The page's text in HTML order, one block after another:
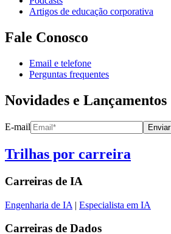
Artigos de educação corporativa
Fale Conosco
Email e telefone
Perguntas frequentes
Novidades e Lançamentos
E-mail Enviar
Trilhas por carreira
Carreiras de IA
Engenharia de IA | Especialista em IA
Carreiras de Dados